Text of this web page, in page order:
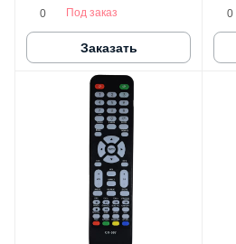
0 Под заказ
Заказать
0